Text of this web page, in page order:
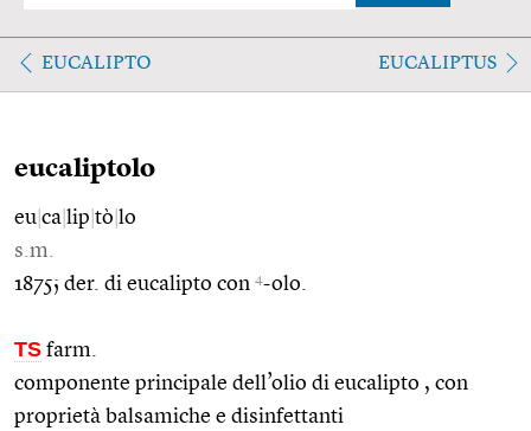
EUCALIPTO EUCALIPTUS
eucaliptolo
eu ca lip tò lo
s.m.
1875; der. di eucalipto con 4-olo.
TS farm.
componente principale dell’olio di eucalipto , con
proprietà balsamiche e disinfettanti